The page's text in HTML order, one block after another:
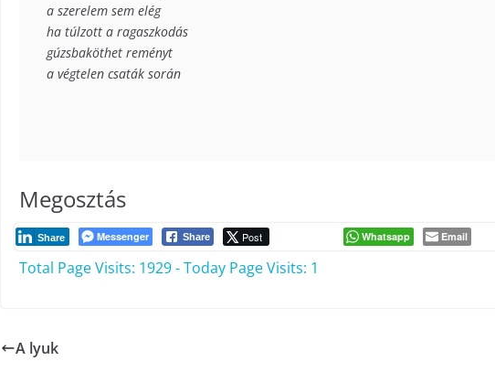
a szerelem sem elég
ha túlzott a ragaszkodás
gúzsbaköthet reményt
a végtelen csaták során
Megosztás
Messenger Share Post
Share Whatsapp Email
Total Page Visits: 1929 - Today Page Visits: 1
A lyuk
GeoRadno – Hol vagy